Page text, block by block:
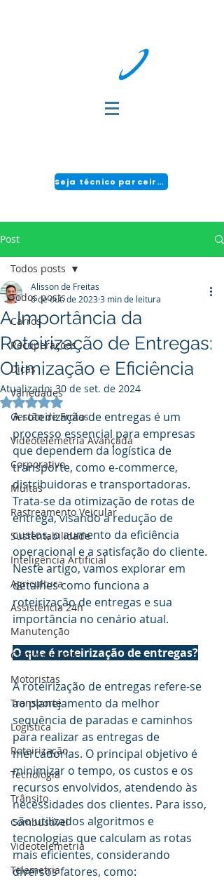
Seja técnico parceiro!
Post
Todos posts
Carros
Recuperações
Dicas
Variedades
Gestão de Frotas
Videotelemetria Avançada
Corporativo
Multas
Rastreamento Veicular
Sustentabilidade
Inteligência Artificial
Agricultura
Assistência 24h
Manutenção
Criminalidade
Motoristas
Transporte
Logística
Roteirização
Tecnologia
Trânsito
Combustível
Videotelemetria
Telemetria
Todos posts
A Importância da
Roteirização de Entregas:
Otimização e Eficiência
Alisson de Freitas
6 de out. de 20233 min de leitura
Atualizado:30 de set. de 2024
Avaliado com NaN de 5 estrelas.
A roteirização de entregas é um
processo essencial para empresas
que dependem da logística de
transporte, como e-commerce,
distribuidoras e transportadoras.
Trata-se da otimização de rotas de
entrega, visando a redução de
custos, o aumento da eficiência
operacional e a satisfação do cliente.
Neste artigo, vamos explorar em
detalhes como funciona a
roteirização de entregas e sua
importância no cenário atual.
O que é roteirização de entregas?
A roteirização de entregas refere-se
ao planejamento da melhor
sequência de paradas e caminhos
para realizar as entregas de
mercadorias. O principal objetivo é
minimizar o tempo, os custos e os
recursos envolvidos, atendendo às
necessidades dos clientes. Para isso,
são utilizados algoritmos e
tecnologias que calculam as rotas
mais eficientes, considerando
diversos fatores, como: